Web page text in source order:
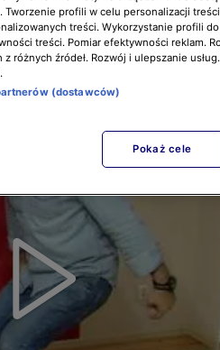
Tworzenie profili w celu personalizacji
treści. Wykorzystanie profili
treści. Pomiar efektywności reklam.
z różnych źródeł. Rozwój i ulepszanie
(dostawców)
Pokaż cele